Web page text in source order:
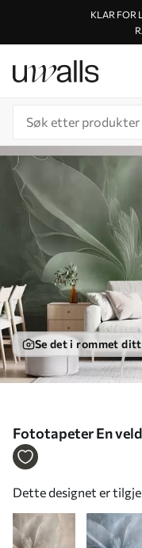
KLAR FOR
Se det i rommet ditt
Fototapeter En
farger Nr. u93944v3
Dette designet er